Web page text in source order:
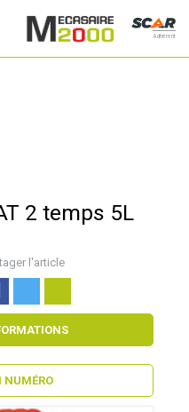
Adhérent
2 temps 5L
l'article
NUMÉRO